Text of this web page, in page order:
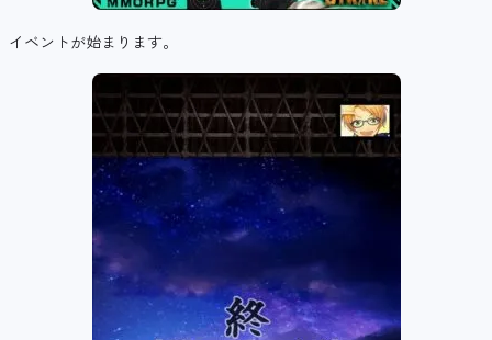
イベントが始まります。